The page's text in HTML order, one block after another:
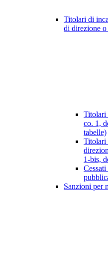
Titolari di
di direzione
Titolari
co. 1,
tabelle)
Titolari
1-bis,
Sanzioni per